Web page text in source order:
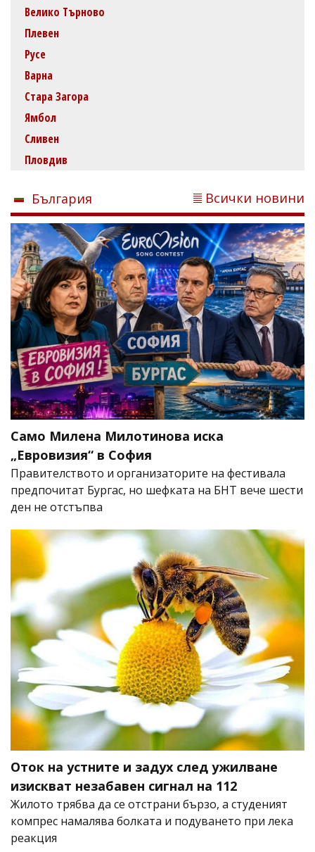
Велико Търново
Плевен
Русе
Варна
Стара Загора
Ямбол
Сливен
Пловдив
България Всички новини
Само Милена Милотинова иска
„Евровизия“ в София
Правителството и организаторите на фестивала
предпочитат Бургас, но шефката на БНТ вече шести
ден не отстъпва
Оток на устните и задух след ужилване
изискват незабавен сигнал на 112
Жилото трябва да се отстрани бързо, а студеният
компрес намалява болката и подуването при лека
реакция